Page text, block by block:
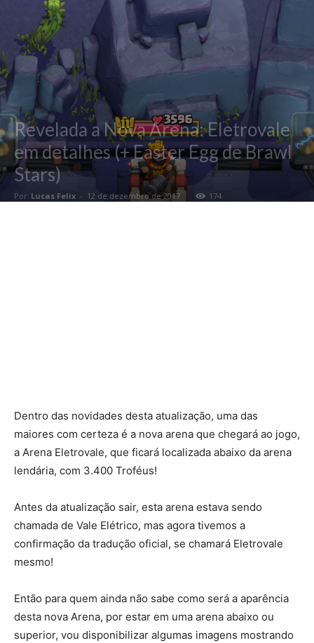
Revelada a Nova Arena: Eletrovale
em detalhes (+ Easter Egg de Brawl
Stars)
Por Lucas Felix - 12 de dezembro de 2017 174
Dentro das novidades desta atualização, uma das
maiores com certeza é a nova arena que chegará ao jogo,
a Arena Eletrovale, que ficará localizada abaixo da arena
lendária, com 3.400 Troféus!
Antes da atualização sair, esta arena estava sendo
chamada de Vale Elétrico, mas agora tivemos a
confirmação da tradução oficial, se chamará Eletrovale
mesmo!
Então para quem ainda não sabe como será a aparência
desta nova Arena, por estar em uma arena abaixo ou
superior, vou disponibilizar algumas imagens mostrando